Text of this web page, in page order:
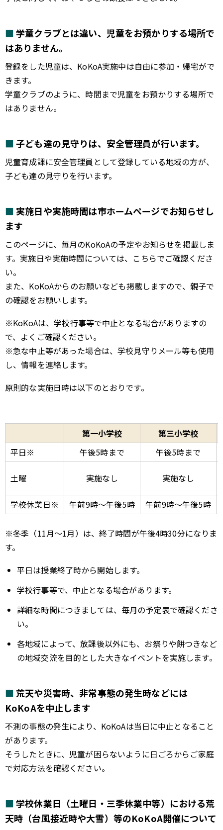
学童クラブとは違い、児童をお預かりする場所で
はありません。
登録をした児童は、KoKoA実施中は自由に参加・帰宅がで
きます。
学童クラブのように、時間まで児童をお預かりする場所で
はありません。
子ども達の見守りは、安全管理員が行います。
児童育成課に安全管理員として登録している地域の方が、
子ども達の見守りを行います。
実施日や実施時間は市ホームページでお知らせし
ます
このページに、毎月のKoKoAの予定やお知らせを掲載しま
す。実施日や実施時間については、こちらでご確認くださ
い。
また、KoKoAからのお願いなども掲載しますので、親子で
の確認をお願いします。
※KoKoAは、学校行事等で中止となる場合がありますの
で、よくご確認ください。
※急な中止等があった場合は、学校見守りメール等も使用
し、情報を連絡します。
原則的な実施日時は以下のとおりです。
第一小学校
第三小学校
平日※
午後5時まで 午後5時まで
土曜 実施なし 実施なし
学校休業日※ 午前9時～午後5時 午前9時～午後5時
※冬季（11月～1月）は、終了時間が午後4時30分になりま
す。
平日は授業終了時から開始します。
学校行事等で、中止となる場合があります。
詳細な時間につきましては、毎月の予定表で確認くださ
い。
各地域によって、放課後以外にも、お祭りや餅つきなど
の地域交流を目的とした大きなイベントを実施します。
荒天や災害時、非常事態の発生時などには
KoKoAを中止します
不測の事態の発生により、KoKoAは当日に中止となること
があります。
そうしたときに、児童が困らないように日ごろからご家庭
で対応方法を確認ください。
学校休業日（土曜日・三季休業中等）における荒
天時（台風接近時や大雪）等のKoKoA開催について